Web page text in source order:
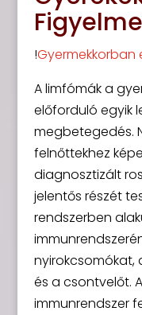
!
A limfómák a
előforduló egyik
megbetegedés.
felnőttekhez
diagnosztizált
jelentős részét
rendszerben
nyirokcsomókat,
és a csontvelőt.
immunrendszer